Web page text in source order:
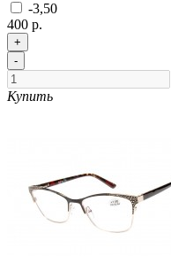
-3,50
400 р.
+
-
Купить